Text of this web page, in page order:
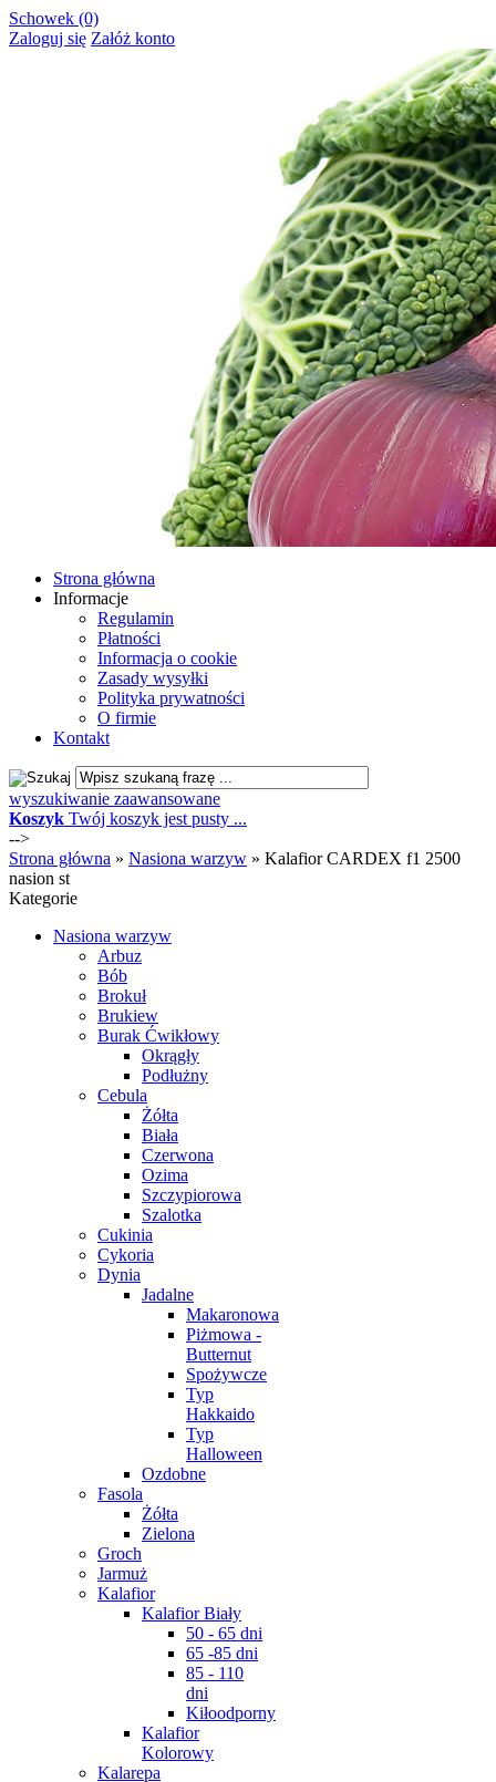
Schowek (0)
Zaloguj się Załóż konto
Strona główna
Informacje
Regulamin
Płatności
Informacja o cookie
Zasady wysyłki
Polityka prywatności
O firmie
Kontakt
wyszukiwanie zaawansowane
Koszyk Twój koszyk jest pusty ...
-->
Strona główna » Nasiona warzyw » Kalafior CARDEX f1 2500
nasion st
Kategorie
Nasiona warzyw
Arbuz
Bób
Brokuł
Brukiew
Burak Ćwikłowy
Okrągły
Podłużny
Cebula
Żółta
Biała
Czerwona
Ozima
Szczypiorowa
Szalotka
Cukinia
Cykoria
Dynia
Jadalne
Makaronowa
Piżmowa -
Butternut
Spożywcze
Typ
Hakkaido
Typ
Halloween
Ozdobne
Fasola
Żółta
Zielona
Groch
Jarmuż
Kalafior
Kalafior Biały
50 - 65 dni
65 -85 dni
85 - 110
dni
Kiłoodporny
Kalafior
Kolorowy
Kalarepa